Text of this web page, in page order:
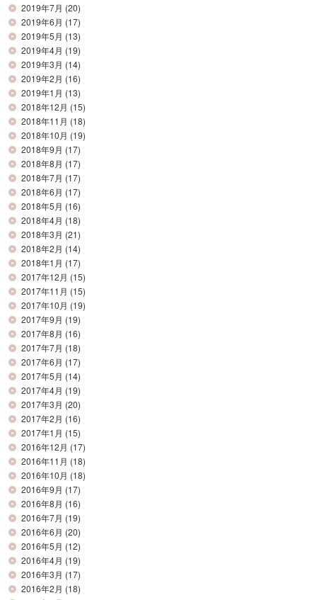
2019年7月 (20)
2019年6月 (17)
2019年5月 (13)
2019年4月 (19)
2019年3月 (14)
2019年2月 (16)
2019年1月 (13)
2018年12月 (15)
2018年11月 (18)
2018年10月 (19)
2018年9月 (17)
2018年8月 (17)
2018年7月 (17)
2018年6月 (17)
2018年5月 (16)
2018年4月 (18)
2018年3月 (21)
2018年2月 (14)
2018年1月 (17)
2017年12月 (15)
2017年11月 (15)
2017年10月 (19)
2017年9月 (19)
2017年8月 (16)
2017年7月 (18)
2017年6月 (17)
2017年5月 (14)
2017年4月 (19)
2017年3月 (20)
2017年2月 (16)
2017年1月 (15)
2016年12月 (17)
2016年11月 (18)
2016年10月 (18)
2016年9月 (17)
2016年8月 (16)
2016年7月 (19)
2016年6月 (20)
2016年5月 (12)
2016年4月 (19)
2016年3月 (17)
2016年2月 (18)